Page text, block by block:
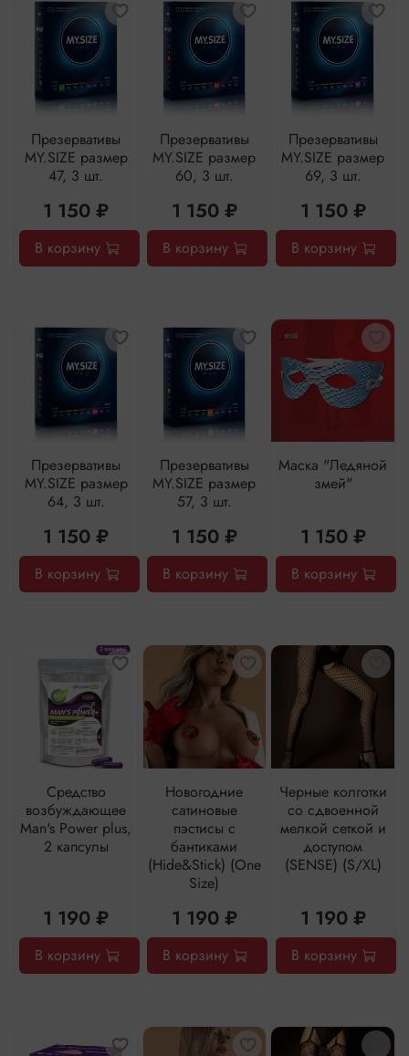
Презервативы
MY.SIZE размер
47, 3 шт.
1 150 ₽
В корзину
Презервативы
MY.SIZE размер
60, 3 шт.
1 150 ₽
В корзину
Презервативы
MY.SIZE размер
69, 3 шт.
1 150 ₽
В корзину
Презервативы
MY.SIZE размер
64, 3 шт.
1 150 ₽
В корзину
Презервативы
MY.SIZE размер
57, 3 шт.
1 150 ₽
В корзину
Маска "Ледяной
змей"
1 150 ₽
В корзину
Средство
возбуждающее
Man's Power plus,
2 капсулы
1 190 ₽
В корзину
Новогодние
сатиновые
пэстисы с
бантиками
(Hide&Stick) (One
Size)
1 190 ₽
В корзину
Черные колготки
со сдвоенной
мелкой сеткой и
доступом
(SENSE) (S/XL)
1 190 ₽
В корзину